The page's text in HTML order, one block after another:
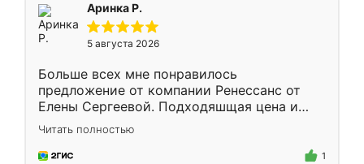
Аринка Р.
5 августа 2026
Больше всех мне понравилось
предложение от компании Ренессанс от
Елены Сергеевой. Подходяшщая цена и
короткие сроки изготовления. Приехавший
для замера сотрудник Владислав
предложил по моему эскизу самый
Читать полностью
1